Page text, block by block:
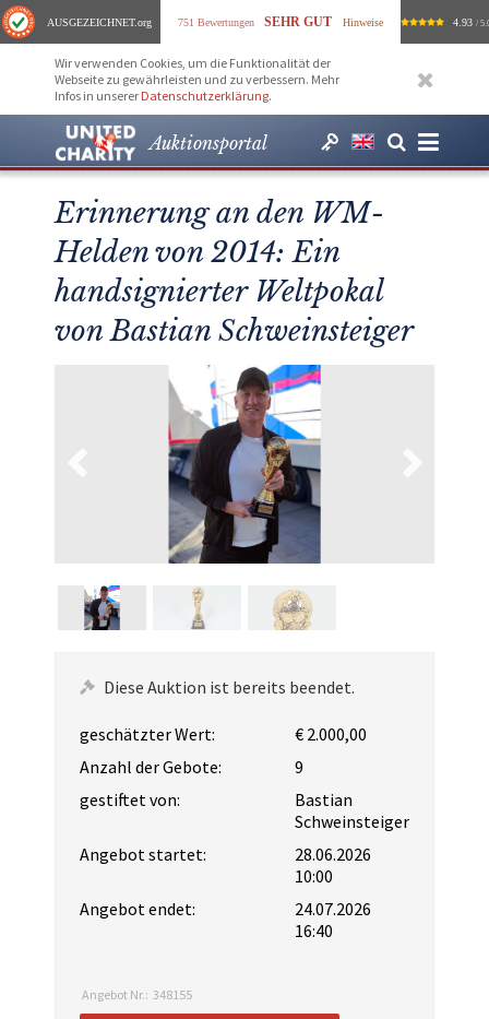
AUSGEZEICHNET.org 751 Bewertungen SEHR GUT Hinweise 4.93 /
Wir verwenden Cookies, um die Funktionalität der
Webseite zu gewährleisten und zu verbessern. Mehr
Infos in unserer Datenschutzerklärung.
Auktionsportal
Erinnerung an den WM-
Helden von 2014: Ein
handsignierter Weltpokal
von Bastian Schweinsteiger
Diese Auktion ist bereits beendet.
geschätzter Wert:
€ 2.000,00
Anzahl der Gebote:
9
gestiftet von:
Bastian
Schweinsteiger
Angebot startet:
28.06.2026
10:00
Angebot endet:
24.07.2026
16:40
Angebot Nr.: 348155